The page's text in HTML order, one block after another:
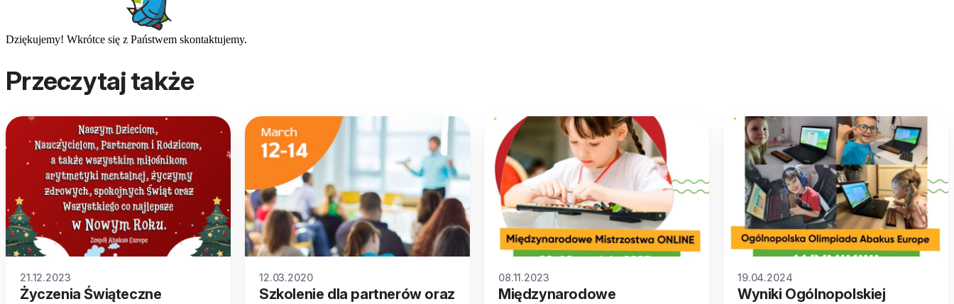
Dziękujemy! Wkrótce się z Państwem skontaktujemy.
Przeczytaj także
21.12.2023
Życzenia Świąteczne
12.03.2020
Szkolenie dla partnerów oraz
08.11.2023
Międzynarodowe
19.04.2024
Wyniki Ogólnopolskiej